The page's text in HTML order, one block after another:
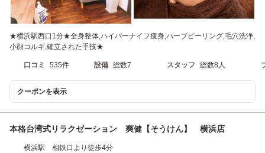
★横浜駅西口1分★全身整体,ハイパーナイフ痩身,ハーブピーリング,毛穴洗浄,
小顔コルギ,確立された手技★
口コミ 535件 設備 総数7 スタッフ 総数8人
クーポンを表示
本格台湾式リラクゼーション 爽健【そうけん】 横浜店
横浜駅 相鉄口より徒歩4分